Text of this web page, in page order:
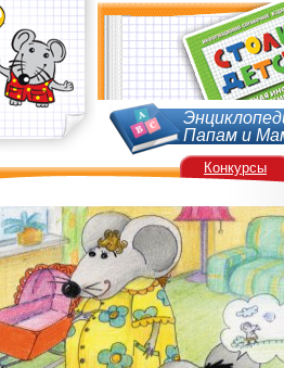
Папам и
Конкурсы